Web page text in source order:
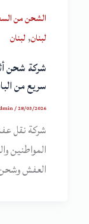
الشحن من
لبنان,لبنان
شركة شحن
سريع من
/28/03/2026
شركة نقل
المواطنين
العفش